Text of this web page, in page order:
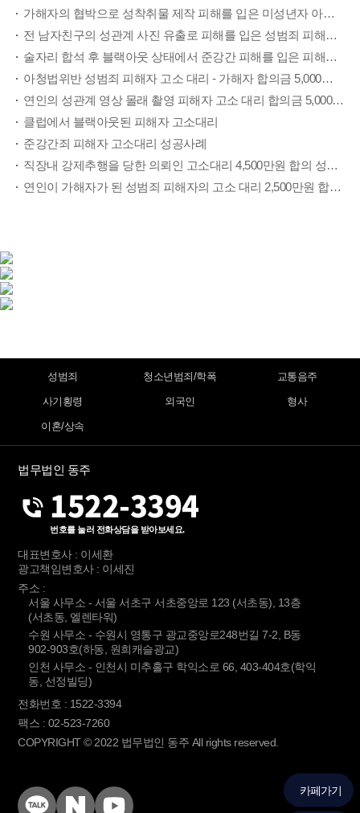
카페가기
가해자의 협박으로 성착취물 제작 피해를 입은 미성년자 아청법위반 가해자 징역2년 성공사례
전 남자친구의 성관계 사진 유출로 피해를 입은 성범죄 피해자 고소 대리 - 징역 1년 집행유예 2년 성공사례
술자리 합석 후 블랙아웃 상태에서 준강간 피해를 입은 피해자 고소 대리 - 6,000만원 합의 성공사례
아청법위반 성범죄 피해자 고소 대리 - 가해자 합의금 5,000만원 성공사례
연인의 성관계 영상 몰래 촬영 피해자 고소 대리 합의금 5,000만원 징역1년 집행유예2년 성공사례
클럽에서 블랙아웃된 피해자 고소대리
준강간죄 피해자 고소대리 성공사례
직장내 강제추행을 당한 의뢰인 고소대리 4,500만원 합의 성공사례
연인이 가해자가 된 성범죄 피해자의 고소 대리 2,500만원 합의 및 집행유예 처벌 성공사례
성범죄 청소년범죄/학폭 교통음주
사기횡령 외국인 형사
이혼/상속
법무법인 동주
1522-3394
번호를 눌러 전화상담을 받아보세요.
대표변호사 : 이세환
광고책임변호사 : 이세진
주소 :
서울 사무소 - 서울 서초구 서초중앙로 123 (서초동), 13층
(서초동, 엘렌타워)
수원 사무소 - 수원시 영통구 광교중앙로248번길 7-2, B동
902-903호(하동, 원희캐슬광교)
인천 사무소 - 인천시 미추홀구 학익소로 66, 403-404호(학익
동, 선정빌딩)
전화번호 : 1522-3394
팩스 : 02-523-7260
COPYRIGHT © 2022 법무법인 동주 All rights reserved.
KakaoTalkNaver
YouTube